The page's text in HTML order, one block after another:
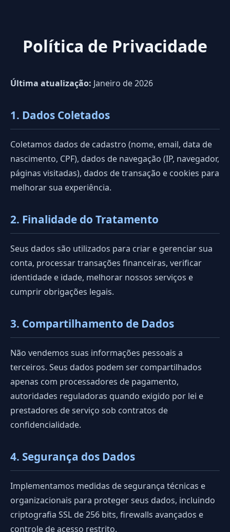
Política de Privacidade
Última atualização: Janeiro de 2026
1. Dados Coletados
Coletamos dados de cadastro (nome, email, data de
nascimento, CPF), dados de navegação (IP, navegador,
páginas visitadas), dados de transação e cookies para
melhorar sua experiência.
2. Finalidade do Tratamento
Seus dados são utilizados para criar e gerenciar sua
conta, processar transações financeiras, verificar
identidade e idade, melhorar nossos serviços e
cumprir obrigações legais.
3. Compartilhamento de Dados
Não vendemos suas informações pessoais a
terceiros. Seus dados podem ser compartilhados
apenas com processadores de pagamento,
autoridades reguladoras quando exigido por lei e
prestadores de serviço sob contratos de
confidencialidade.
4. Segurança dos Dados
Implementamos medidas de segurança técnicas e
organizacionais para proteger seus dados, incluindo
criptografia SSL de 256 bits, firewalls avançados e
controle de acesso restrito.